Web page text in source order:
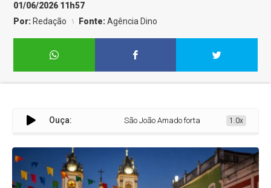
01/06/2026 11h57
Por: Redação Fonte:Agência Dino
Ouça: São João Amado fortalece turismo e1.0x